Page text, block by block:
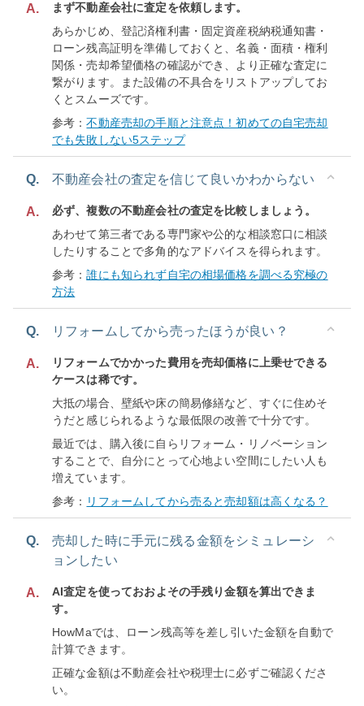
A.
まず不動産会社に査定を依頼します。
あらかじめ、登記済権利書・固定資産税納税通知書・
ローン残高証明を準備しておくと、名義・面積・権利
関係・売却希望価格の確認ができ、より正確な査定に
繋がります。また設備の不具合をリストアップしてお
くとスムーズです。
参考：不動産売却の手順と注意点！初めての自宅売却
でも失敗しない5ステップ
Q. 不動産会社の査定を信じて良いかわからない
A.
必ず、複数の不動産会社の査定を比較しましょう。
あわせて第三者である専門家や公的な相談窓口に相談
したりすることで多角的なアドバイスを得られます。
参考：誰にも知られず自宅の相場価格を調べる究極の
方法
Q. リフォームしてから売ったほうが良い？
A.
リフォームでかかった費用を売却価格に上乗せできる
ケースは稀です。
大抵の場合、壁紙や床の簡易修繕など、すぐに住めそ
うだと感じられるような最低限の改善で十分です。
最近では、購入後に自らリフォーム・リノベーション
することで、自分にとって心地よい空間にしたい人も
増えています。
参考： リフォームしてから売ると売却額は高くなる？
Q.
売却した時に手元に残る金額をシミュレーシ
ョンしたい
A.
AI査定を使っておおよその手残り金額を算出できま
す。
HowMaでは、ローン残高等を差し引いた金額を自動で
計算できます。
正確な金額は不動産会社や税理士に必ずご確認くださ
い。